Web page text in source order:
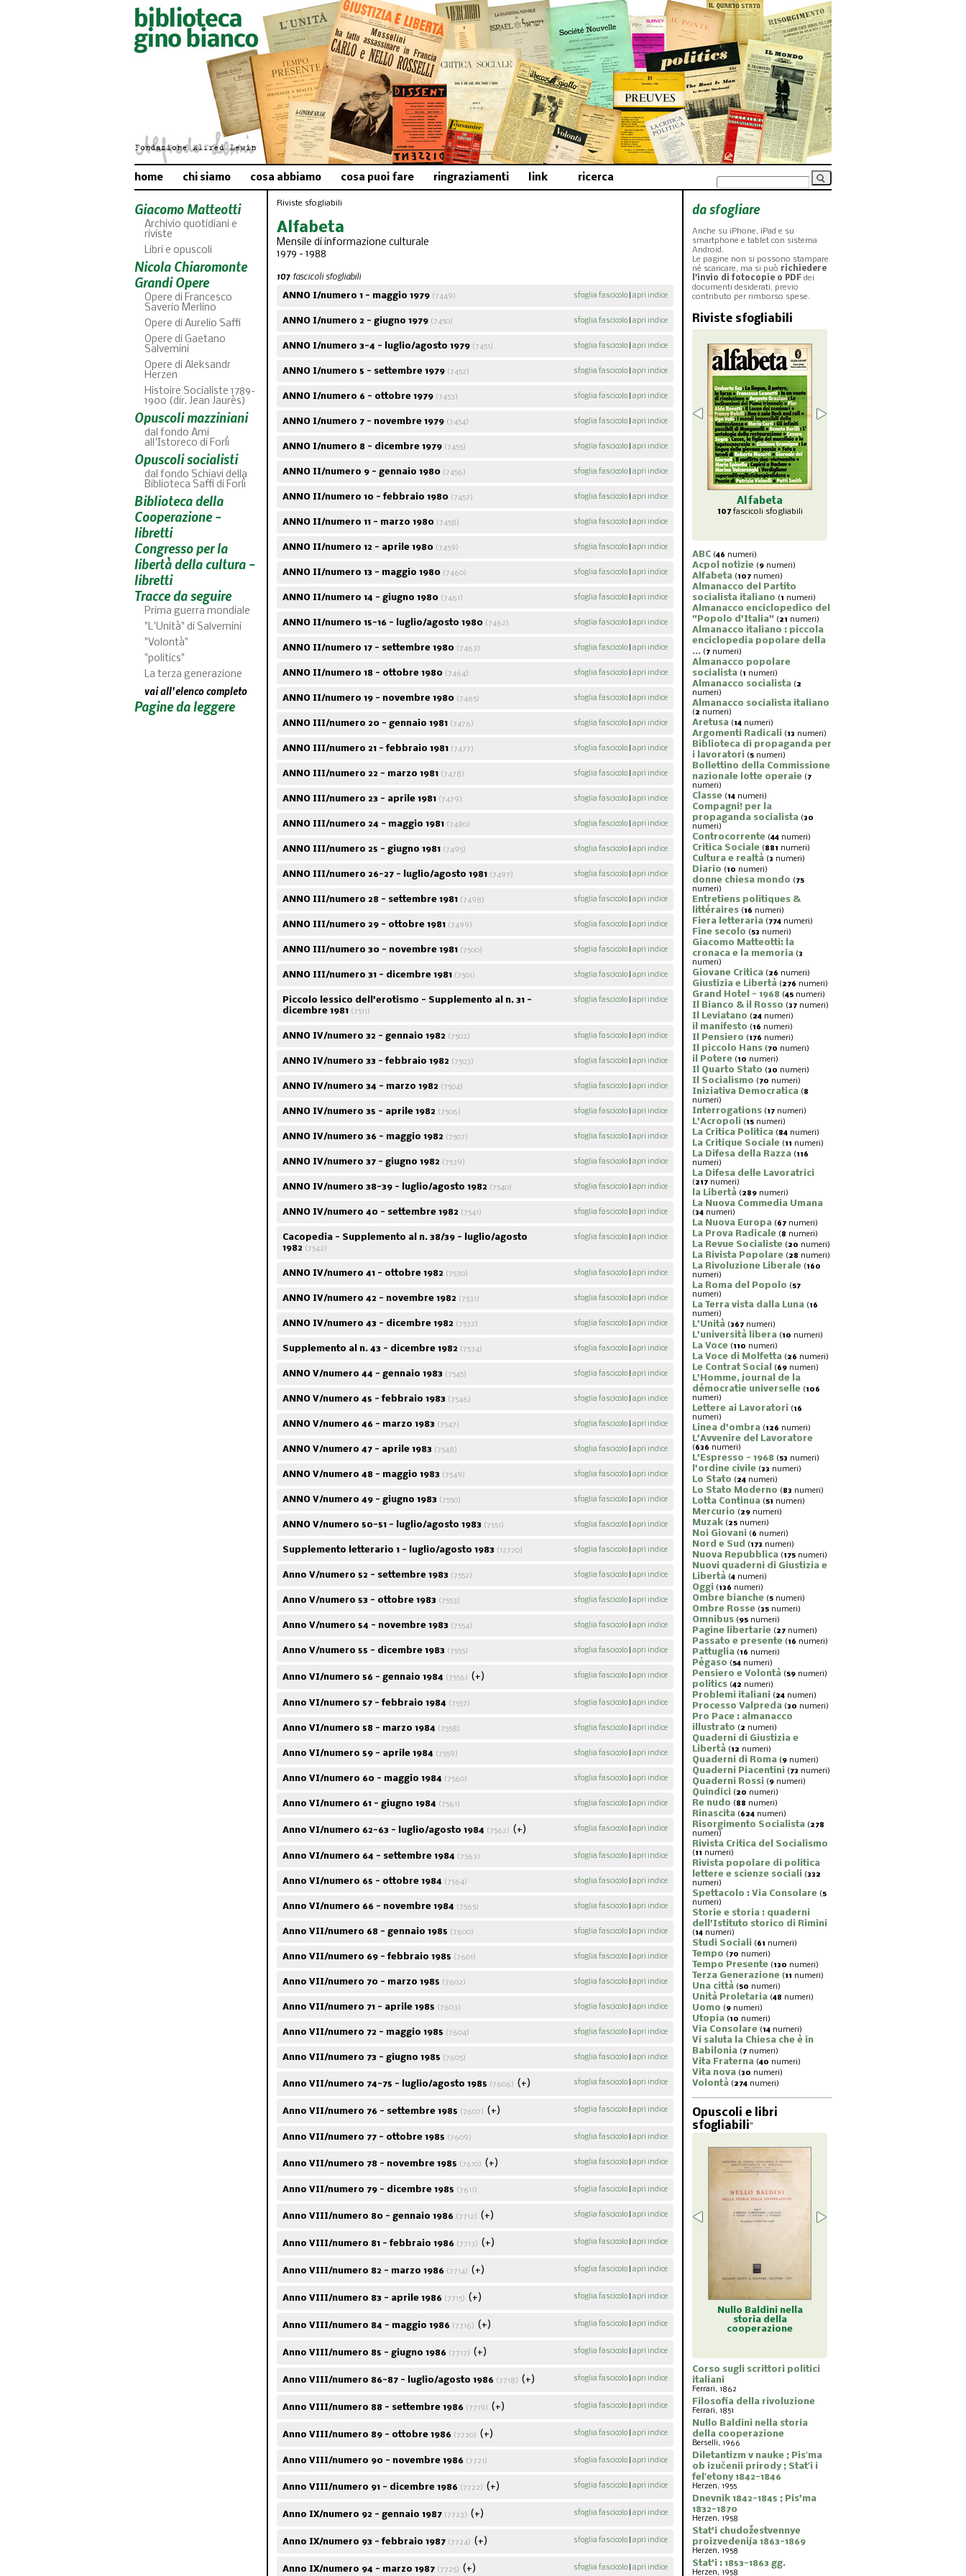
home chi siamo cosa abbiamo cosa puoi fare ringraziamenti link ricerca
Giacomo Matteotti
Archivio quotidiani e
riviste
Libri e opuscoli
Nicola Chiaromonte
Grandi Opere
Opere di Francesco
Saverio Merlino
Opere di Aurelio Saffi
Opere di Gaetano
Salvemini
Opere di Aleksandr
Herzen
Histoire Socialiste 1789-
1900 (dir. Jean Jaurès)
Opuscoli mazziniani
dal fondo Ami
all'Istoreco di Forlì
Opuscoli socialisti
dal fondo Schiavi della
Biblioteca Saffi di Forlì
Biblioteca della
Cooperazione -
libretti
Congresso per la
libertà della cultura -
libretti
Tracce da seguire
Prima guerra mondiale
"L'Unità" di Salvemini
"Volontà"
"politics"
La terza generazione
vai all'elenco completo
Pagine da leggere
Riviste sfogliabili
Alfabeta
Mensile di informazione culturale
1979 - 1988
107 fascicoli sfogliabili
sfoglia fascicolo apri indice
ANNO I/numero 1 - maggio 1979 (7449)
sfoglia fascicolo apri indice
ANNO I/numero 2 - giugno 1979 (7450)
sfoglia fascicolo apri indice
ANNO I/numero 3-4 - luglio/agosto 1979 (7451)
sfoglia fascicolo apri indice
ANNO I/numero 5 - settembre 1979 (7452)
sfoglia fascicolo apri indice
ANNO I/numero 6 - ottobre 1979 (7453)
sfoglia fascicolo apri indice
ANNO I/numero 7 - novembre 1979 (7454)
sfoglia fascicolo apri indice
ANNO I/numero 8 - dicembre 1979 (7455)
sfoglia fascicolo apri indice
ANNO II/numero 9 - gennaio 1980 (7456)
sfoglia fascicolo apri indice
ANNO II/numero 10 - febbraio 1980 (7457)
sfoglia fascicolo apri indice
ANNO II/numero 11 - marzo 1980 (7458)
sfoglia fascicolo apri indice
ANNO II/numero 12 - aprile 1980 (7459)
sfoglia fascicolo apri indice
ANNO II/numero 13 - maggio 1980 (7460)
sfoglia fascicolo apri indice
ANNO II/numero 14 - giugno 1980 (7461)
sfoglia fascicolo apri indice
ANNO II/numero 15-16 - luglio/agosto 1980 (7462)
sfoglia fascicolo apri indice
ANNO II/numero 17 - settembre 1980 (7463)
sfoglia fascicolo apri indice
ANNO II/numero 18 - ottobre 1980 (7464)
sfoglia fascicolo apri indice
ANNO II/numero 19 - novembre 1980 (7465)
sfoglia fascicolo apri indice
ANNO III/numero 20 - gennaio 1981 (7476)
sfoglia fascicolo apri indice
ANNO III/numero 21 - febbraio 1981 (7477)
sfoglia fascicolo apri indice
ANNO III/numero 22 - marzo 1981 (7478)
sfoglia fascicolo apri indice
ANNO III/numero 23 - aprile 1981 (7479)
sfoglia fascicolo apri indice
ANNO III/numero 24 - maggio 1981 (7480)
sfoglia fascicolo apri indice
ANNO III/numero 25 - giugno 1981 (7495)
sfoglia fascicolo apri indice
ANNO III/numero 26-27 - luglio/agosto 1981 (7497)
sfoglia fascicolo apri indice
ANNO III/numero 28 - settembre 1981 (7498)
sfoglia fascicolo apri indice
ANNO III/numero 29 - ottobre 1981 (7499)
sfoglia fascicolo apri indice
ANNO III/numero 30 - novembre 1981 (7500)
sfoglia fascicolo apri indice
ANNO III/numero 31 - dicembre 1981 (7501)
sfoglia fascicolo apri indice
Piccolo lessico dell'erotismo - Supplemento al n. 31 -
dicembre 1981 (7511)
sfoglia fascicolo apri indice
ANNO IV/numero 32 - gennaio 1982 (7502)
sfoglia fascicolo apri indice
ANNO IV/numero 33 - febbraio 1982 (7503)
sfoglia fascicolo apri indice
ANNO IV/numero 34 - marzo 1982 (7504)
sfoglia fascicolo apri indice
ANNO IV/numero 35 - aprile 1982 (7506)
sfoglia fascicolo apri indice
ANNO IV/numero 36 - maggio 1982 (7507)
sfoglia fascicolo apri indice
ANNO IV/numero 37 - giugno 1982 (7539)
sfoglia fascicolo apri indice
ANNO IV/numero 38-39 - luglio/agosto 1982 (7540)
sfoglia fascicolo apri indice
ANNO IV/numero 40 - settembre 1982 (7541)
sfoglia fascicolo apri indice
Cacopedia - Supplemento al n. 38/39 - luglio/agosto
1982 (7542)
sfoglia fascicolo apri indice
ANNO IV/numero 41 - ottobre 1982 (7530)
sfoglia fascicolo apri indice
ANNO IV/numero 42 - novembre 1982 (7531)
sfoglia fascicolo apri indice
ANNO IV/numero 43 - dicembre 1982 (7532)
sfoglia fascicolo apri indice
Supplemento al n. 43 - dicembre 1982 (7534)
sfoglia fascicolo apri indice
ANNO V/numero 44 - gennaio 1983 (7545)
sfoglia fascicolo apri indice
ANNO V/numero 45 - febbraio 1983 (7546)
sfoglia fascicolo apri indice
ANNO V/numero 46 - marzo 1983 (7547)
sfoglia fascicolo apri indice
ANNO V/numero 47 - aprile 1983 (7548)
sfoglia fascicolo apri indice
ANNO V/numero 48 - maggio 1983 (7549)
sfoglia fascicolo apri indice
ANNO V/numero 49 - giugno 1983 (7550)
sfoglia fascicolo apri indice
ANNO V/numero 50-51 - luglio/agosto 1983 (7551)
sfoglia fascicolo apri indice
Supplemento letterario 1 - luglio/agosto 1983 (12720)
sfoglia fascicolo apri indice
Anno V/numero 52 - settembre 1983 (7552)
sfoglia fascicolo apri indice
Anno V/numero 53 - ottobre 1983 (7553)
sfoglia fascicolo apri indice
Anno V/numero 54 - novembre 1983 (7554)
sfoglia fascicolo apri indice
Anno V/numero 55 - dicembre 1983 (7555)
sfoglia fascicolo apri indice
Anno VI/numero 56 - gennaio 1984 (7556) (+)
sfoglia fascicolo apri indice
Anno VI/numero 57 - febbraio 1984 (7557)
sfoglia fascicolo apri indice
Anno VI/numero 58 - marzo 1984 (7558)
sfoglia fascicolo apri indice
Anno VI/numero 59 - aprile 1984 (7559)
sfoglia fascicolo apri indice
Anno VI/numero 60 - maggio 1984 (7560)
sfoglia fascicolo apri indice
Anno VI/numero 61 - giugno 1984 (7561)
sfoglia fascicolo apri indice
Anno VI/numero 62-63 - luglio/agosto 1984 (7562) (+)
sfoglia fascicolo apri indice
Anno VI/numero 64 - settembre 1984 (7563)
sfoglia fascicolo apri indice
Anno VI/numero 65 - ottobre 1984 (7564)
sfoglia fascicolo apri indice
Anno VI/numero 66 - novembre 1984 (7565)
sfoglia fascicolo apri indice
Anno VII/numero 68 - gennaio 1985 (7600)
sfoglia fascicolo apri indice
Anno VII/numero 69 - febbraio 1985 (7601)
sfoglia fascicolo apri indice
Anno VII/numero 70 - marzo 1985 (7602)
sfoglia fascicolo apri indice
Anno VII/numero 71 - aprile 1985 (7603)
sfoglia fascicolo apri indice
Anno VII/numero 72 - maggio 1985 (7604)
sfoglia fascicolo apri indice
Anno VII/numero 73 - giugno 1985 (7605)
sfoglia fascicolo apri indice
Anno VII/numero 74-75 - luglio/agosto 1985 (7606) (+)
sfoglia fascicolo apri indice
Anno VII/numero 76 - settembre 1985 (7607) (+)
sfoglia fascicolo apri indice
Anno VII/numero 77 - ottobre 1985 (7609)
sfoglia fascicolo apri indice
Anno VII/numero 78 - novembre 1985 (7610) (+)
sfoglia fascicolo apri indice
Anno VII/numero 79 - dicembre 1985 (7611)
sfoglia fascicolo apri indice
Anno VIII/numero 80 - gennaio 1986 (7712) (+)
sfoglia fascicolo apri indice
Anno VIII/numero 81 - febbraio 1986 (7713) (+)
sfoglia fascicolo apri indice
Anno VIII/numero 82 - marzo 1986 (7714) (+)
sfoglia fascicolo apri indice
Anno VIII/numero 83 - aprile 1986 (7715) (+)
sfoglia fascicolo apri indice
Anno VIII/numero 84 - maggio 1986 (7716) (+)
sfoglia fascicolo apri indice
Anno VIII/numero 85 - giugno 1986 (7717) (+)
sfoglia fascicolo apri indice
Anno VIII/numero 86-87 - luglio/agosto 1986 (7718) (+)
sfoglia fascicolo apri indice
Anno VIII/numero 88 - settembre 1986 (7719) (+)
sfoglia fascicolo apri indice
Anno VIII/numero 89 - ottobre 1986 (7720) (+)
sfoglia fascicolo apri indice
Anno VIII/numero 90 - novembre 1986 (7721)
sfoglia fascicolo apri indice
Anno VIII/numero 91 - dicembre 1986 (7722) (+)
sfoglia fascicolo apri indice
Anno IX/numero 92 - gennaio 1987 (7723) (+)
sfoglia fascicolo apri indice
Anno IX/numero 93 - febbraio 1987 (7724) (+)
sfoglia fascicolo apri indice
Anno IX/numero 94 - marzo 1987 (7725) (+)
da sfogliare
Anche su iPhone, iPad e su
smartphone e tablet con sistema
Android.
Le pagine non si possono stampare
né scaricare, ma si può richiedere
l'invio di fotocopie o PDF dei
documenti desiderati, previo
contributo per rimborso spese.
Riviste sfogliabili
ABC Alfabeta
Almanacco del
1fascicoli sfogliabili
ABC (46 numeri)
Acpol notizie (9 numeri)
Alfabeta (107 numeri)
Almanacco del Partito
socialista italiano (1 numeri)
Almanacco enciclopedico del
"Popolo d'Italia" (21 numeri)
Almanacco italiano : piccola
enciclopedia popolare della
... (7 numeri)
Almanacco popolare
socialista (1 numeri)
Almanacco socialista (2
numeri)
Almanacco socialista italiano
(2 numeri)
Aretusa (14 numeri)
Argomenti Radicali (13 numeri)
Biblioteca di propaganda per
i lavoratori (5 numeri)
Bollettino della Commissione
nazionale lotte operaie (7
numeri)
Classe (14 numeri)
Compagni! per la
propaganda socialista (30
numeri)
Controcorrente (44 numeri)
Critica Sociale (881 numeri)
Cultura e realtà (3 numeri)
Diario (10 numeri)
donne chiesa mondo (75
numeri)
Entretiens politiques &
littéraires (16 numeri)
Fiera letteraria (774 numeri)
Fine secolo (53 numeri)
Giacomo Matteotti: la
cronaca e la memoria (3
numeri)
Giovane Critica (26 numeri)
Giustizia e Libertà (276 numeri)
Grand Hotel - 1968 (45 numeri)
Il Bianco & il Rosso (37 numeri)
Il Leviatano (24 numeri)
il manifesto (16 numeri)
Il Pensiero (176 numeri)
Il piccolo Hans (70 numeri)
il Potere (10 numeri)
Il Quarto Stato (30 numeri)
Il Socialismo (70 numeri)
Iniziativa Democratica (8
numeri)
Interrogations (17 numeri)
L'Acropoli (15 numeri)
La Critica Politica (84 numeri)
La Critique Sociale (11 numeri)
La Difesa della Razza (116
numeri)
La Difesa delle Lavoratrici
(217 numeri)
la Libertà (289 numeri)
La Nuova Commedia Umana
(34 numeri)
La Nuova Europa (67 numeri)
La Prova Radicale (8 numeri)
La Revue Socialiste (20 numeri)
La Rivista Popolare (28 numeri)
La Rivoluzione Liberale (160
numeri)
La Roma del Popolo (57
numeri)
La Terra vista dalla Luna (16
numeri)
L'Unità (367 numeri)
L'università libera (10 numeri)
La Voce (110 numeri)
La Voce di Molfetta (26 numeri)
Le Contrat Social (69 numeri)
L'Homme, journal de la
démocratie universelle (106
numeri)
Lettere ai Lavoratori (16
numeri)
Linea d'ombra (126 numeri)
L'Avvenire del Lavoratore
(636 numeri)
L'Espresso - 1968 (53 numeri)
l'ordine civile (33 numeri)
Lo Stato (24 numeri)
Lo Stato Moderno (83 numeri)
Lotta Continua (51 numeri)
Mercurio (29 numeri)
Muzak (25 numeri)
Noi Giovani (6 numeri)
Nord e Sud (173 numeri)
Nuova Repubblica (175 numeri)
Nuovi quaderni di Giustizia e
Libertà (4 numeri)
Oggi (136 numeri)
Ombre bianche (5 numeri)
Ombre Rosse (35 numeri)
Omnibus (95 numeri)
Pagine libertarie (27 numeri)
Passato e presente (16 numeri)
Pattuglia (16 numeri)
Pègaso (54 numeri)
Pensiero e Volontà (59 numeri)
politics (42 numeri)
Problemi italiani (24 numeri)
Processo Valpreda (30 numeri)
Pro Pace : almanacco
illustrato (2 numeri)
Quaderni di Giustizia e
Libertà (12 numeri)
Quaderni di Roma (9 numeri)
Quaderni Piacentini (73 numeri)
Quaderni Rossi (9 numeri)
Quindici (20 numeri)
Re nudo (88 numeri)
Rinascita (624 numeri)
Risorgimento Socialista (278
numeri)
Rivista Critica del Socialismo
(11 numeri)
Rivista popolare di politica
lettere e scienze sociali (332
numeri)
Spettacolo : Via Consolare (5
numeri)
Storie e storia : quaderni
dell'Istituto storico di Rimini
(14 numeri)
Studi Sociali (61 numeri)
Tempo (70 numeri)
Tempo Presente (130 numeri)
Terza Generazione (11 numeri)
Una città (50 numeri)
Unità Proletaria (48 numeri)
Uomo (9 numeri)
Utopia (10 numeri)
Via Consolare (14 numeri)
Vi saluta la Chiesa che è in
Babilonia (7 numeri)
Vita Fraterna (40 numeri)
Vita nova (30 numeri)
Volontà (274 numeri)
Opuscoli e libri
sfogliabili"
politici italiani
storia della
cooperazione
Diletantizm v nauke ;
Pisʹma ob izučenii
prirody ; Statʹi i
Corso sugli scrittori politici
italiani
Ferrari, 1862
Filosofia della rivoluzione
Ferrari, 1851
Nullo Baldini nella storia
della cooperazione
Berselli, 1966
Diletantizm v nauke ; Pisʹma
ob izučenii prirody ; Statʹi i
felʹetony 1842-1846
Herzen, 1955
Dnevnik 1842-1845 ; Pis'ma
1832-1870
Herzen, 1958
Stat'i chudožestvennye
proizvedenija 1863-1869
Herzen, 1958
Stat'i : 1853-1863 gg.
Herzen, 1958